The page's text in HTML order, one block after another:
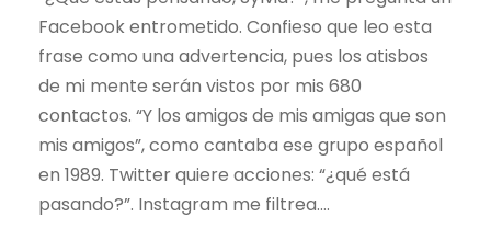
Facebook entrometido. Confieso que leo esta
frase como una advertencia, pues los atisbos
de mi mente serán vistos por mis 680
contactos. “Y los amigos de mis amigas que son
mis amigos”, como cantaba ese grupo español
en 1989. Twitter quiere acciones: “¿qué está
pasando?”. Instagram me filtrea....